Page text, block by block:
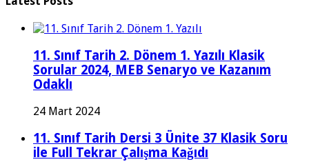
11. Sınıf Tarih 2. Dönem 1. Yazılı Klasik
Sorular 2024, MEB Senaryo ve Kazanım
Odaklı
24 Mart 2024
11. Sınıf Tarih Dersi 3 Ünite 37 Klasik Soru
ile Full Tekrar Çalışma Kağıdı